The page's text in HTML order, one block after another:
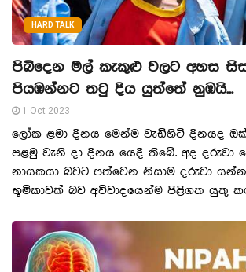
HARD TALK
පිබිදෙන මල් කැකුළු වලට අහස
පියඹන්නට තටු දිය යුත්තේ නුඹයි...
1 Oct 2023
ලෝක ළමා දිනය මෙන්ම වැඩිහිටි දිනයද
පළමු වැනි දා දිනය යෙදී තිබේ. අද දරුවා
නායකයා බවට පත්වෙන නිසාම දරුවා
භූමිකාවක් බව අවිවාදයෙන්ම පිළිගත යුතු